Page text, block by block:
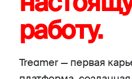
работу.
Treamer — первая